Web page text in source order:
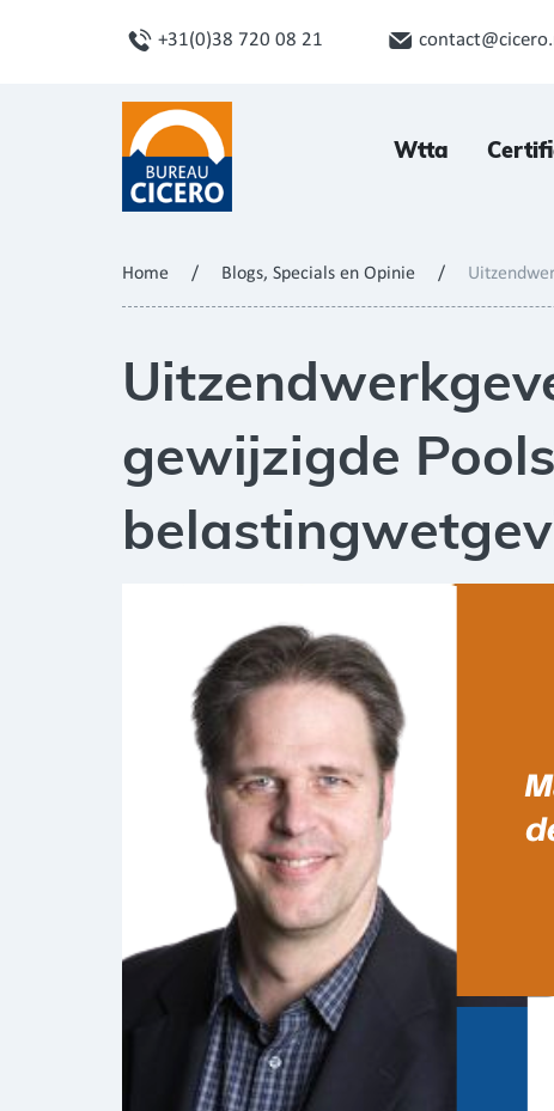
+31(0)38 720 08 21
Wtta
Home / Blogs, Specials en Opinie /
gewijzigde